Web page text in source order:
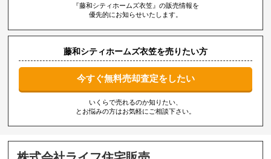
『藤和シティホームズ衣笠』の販売情報を
優先的にお知らせいたします。
藤和シティホームズ衣笠を売りたい方
今すぐ無料売却査定をしたい
いくらで売れるのか知りたい、
とお悩みの方はお気軽にご相談下さい。